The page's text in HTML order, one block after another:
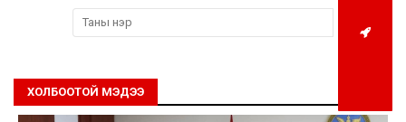
ХОЛБООТОЙ МЭДЭЭ